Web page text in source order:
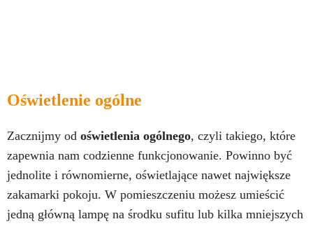
Oświetlenie ogólne
Zacznijmy od oświetlenia ogólnego, czyli takiego, które
zapewnia nam codzienne funkcjonowanie. Powinno być
jednolite i równomierne, oświetlające nawet największe
zakamarki pokoju. W pomieszczeniu możesz umieścić
jedną główną lampę na środku sufitu lub kilka mniejszych